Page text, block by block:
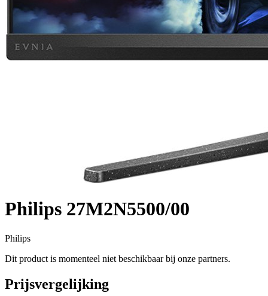
Philips 27M2N5500/00
Philips
Dit product is momenteel niet beschikbaar bij onze partners.
Prijsvergelijking